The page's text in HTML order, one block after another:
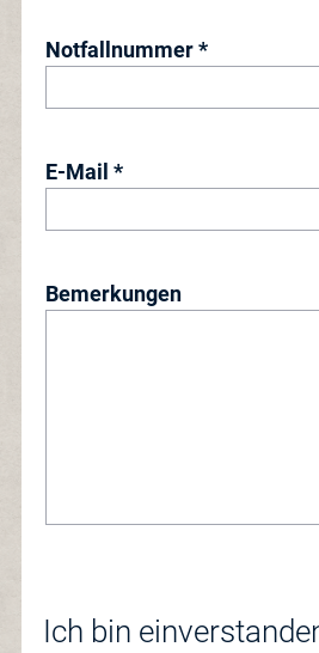
Notfallnummer *
E-Mail *
Bemerkungen
Ich bin